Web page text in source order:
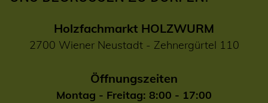
Holzfachmarkt HOLZWURM
2700 Wiener Neustadt - Zehnergürtel 110
Öffnungszeiten
Montag - Freitag: 8:00 - 17:00